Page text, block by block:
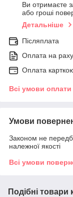
Ви отримаєте
або гроші
Детальніше
Післяплата
Оплата на
Оплата
Всі умови оплати
Умови
Законом не
належної якості
Всі умови
Подібні товари